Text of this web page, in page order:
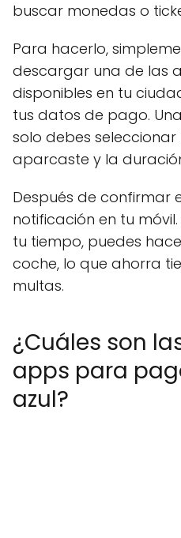
buscar monedas o
Para hacerlo,
descargar una de las
disponibles en tu
tus datos de pago.
solo debes
aparcaste y la
Después de confirmar
notificación en tu
tu tiempo, puedes
coche, lo que ahorra
multas.
¿Cuáles son
apps para
azul?